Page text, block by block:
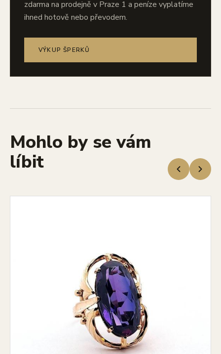
zdarma na prodejně v Praze 1 a peníze vyplatíme
ihned hotově nebo převodem.
VÝKUP ŠPERKŮ
Mohlo by se vám
líbit